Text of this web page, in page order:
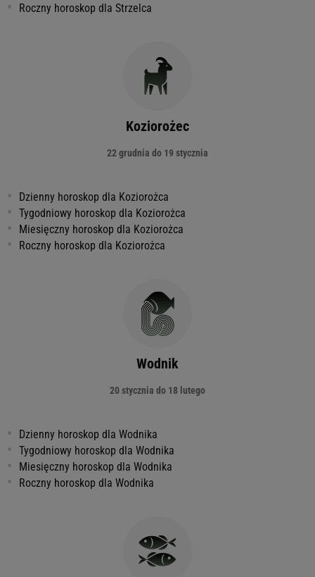
Roczny horoskop dla Strzelca
Koziorożec
22 grudnia do 19 stycznia
Dzienny horoskop dla Koziorożca
Tygodniowy horoskop dla Koziorożca
Miesięczny horoskop dla Koziorożca
Roczny horoskop dla Koziorożca
Wodnik
20 stycznia do 18 lutego
Dzienny horoskop dla Wodnika
Tygodniowy horoskop dla Wodnika
Miesięczny horoskop dla Wodnika
Roczny horoskop dla Wodnika